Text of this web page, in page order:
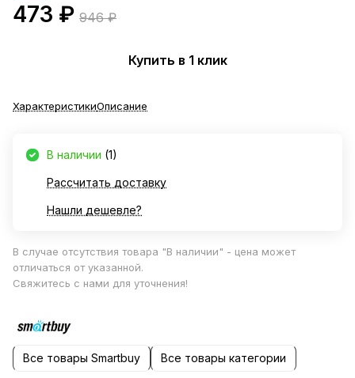
473 ₽ 946 ₽
Купить в 1 клик
ХарактеристикиОписание
В наличии (1)
Рассчитать доставку
Нашли дешевле?
В случае отсутствия товара "В наличии" - цена может
отличаться от указанной.
Свяжитесь с нами для уточнения!
Все товары Smartbuy Все товары категории